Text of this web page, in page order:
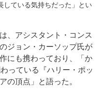
している気持ちだった」とい
、アシスタント・コンス
ジョン・カーソップ氏が
にも携わっており、「か
っている『ハリー・ポッ
の頂点」と語った。